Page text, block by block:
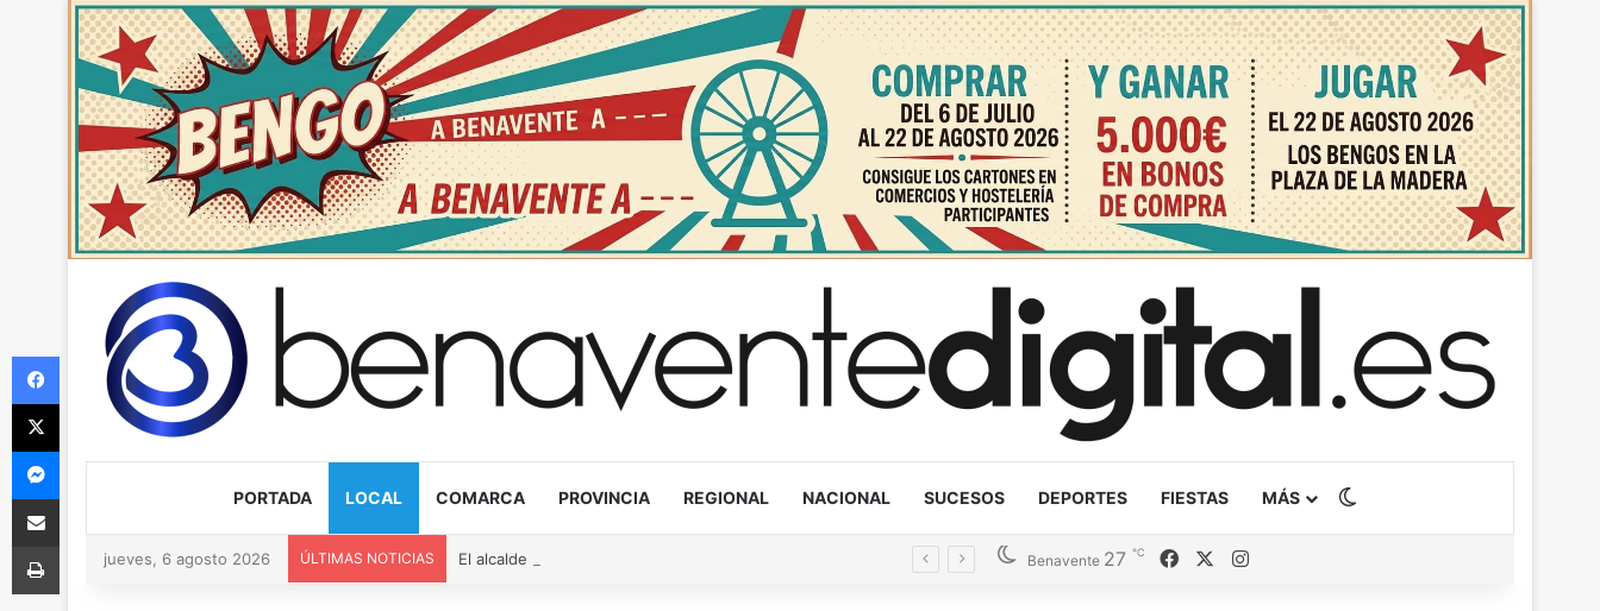
PORTADA LOCAL COMARCA PROVINCIA REGIONAL NACIONAL SUCESOS DEPORTES FIESTAS MÁS
jueves, 6 agosto 2026 ÚLTIMAS NOTICIAS Benavente 27 ℃ FacebookInstagram
Facebook
X
Messenger
Compartir via Email